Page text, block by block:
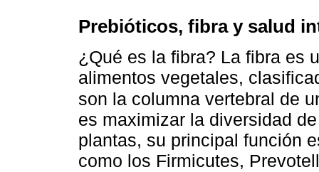
Prebióticos, fibra y salud
¿Qué es la fibra? La fibra es
alimentos vegetales,
son la columna vertebral de
es maximizar la diversidad
plantas, su principal función
como los Firmicutes,